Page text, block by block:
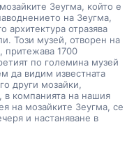
Зеугма, който е
на Зеугма,
архитектура отразява
Този музей, отворен на
притежава 1700
по големина музей
да видим известната
други мозайки,
в компанията на нашия
на мозайките Зеугма, се
и настаняване в